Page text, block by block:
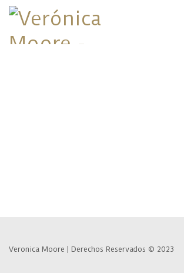
Veronica Moore | Derechos Reservados © 2023